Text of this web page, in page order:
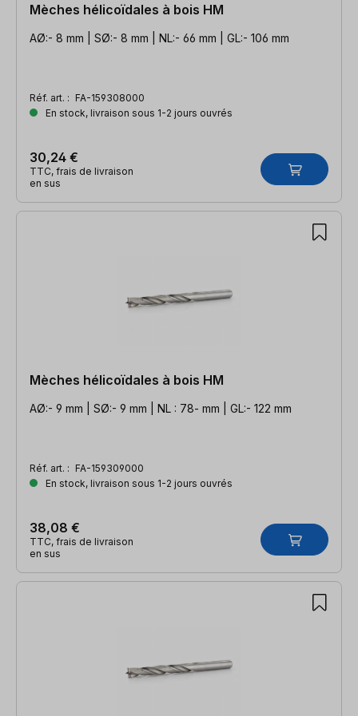
Mèches hélicoïdales à bois HM
AØ:- 8 mm | SØ:- 8 mm | NL:- 66 mm | GL:- 106 mm
Réf. art. : FA-159308000
En stock, livraison sous 1-2 jours ouvrés
30,24 €
TTC, frais de livraison
en sus
Mèches hélicoïdales à bois HM
AØ:- 9 mm | SØ:- 9 mm | NL : 78- mm | GL:- 122 mm
Réf. art. : FA-159309000
En stock, livraison sous 1-2 jours ouvrés
38,08 €
TTC, frais de livraison
en sus